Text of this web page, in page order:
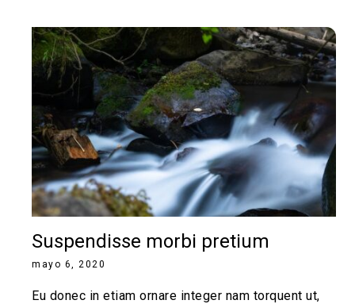
Suspendisse morbi pretium
mayo 6, 2020
Eu donec in etiam ornare integer nam torquent ut,